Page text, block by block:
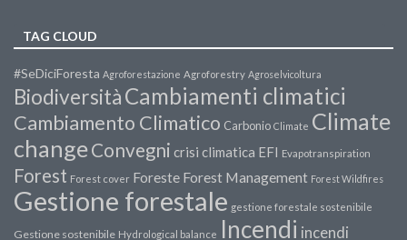
TAG CLOUD
#SeDiciForesta Agroforestazione Agroforestry Agroselvicoltura
BiodiversitàCambiamenti climatici
Cambiamento Climatico Carbonio Climate Climate
changeConvegni crisi climatica EFI Evapotranspiration
Forest Forest cover Foreste Forest Management Forest Wildfires
Gestione forestale gestione forestale sostenibile
Gestione sostenibile Hydrological balance Incendi incendi